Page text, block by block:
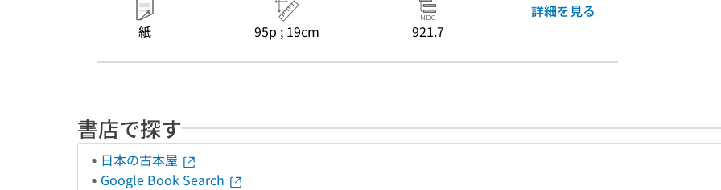
紙 95p ; 19cm 921.7
詳細を見る
書店で探す
日本の古本屋
Google Book Search